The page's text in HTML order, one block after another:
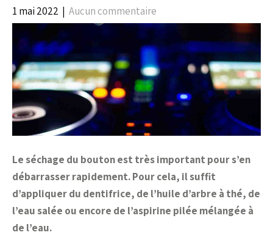
1 mai 2022 | Aucun commentaire
Le séchage du bouton est très important pour s’en
débarrasser rapidement. Pour cela, il suffit
d’appliquer du dentifrice, de l’huile d’arbre à thé, de
l’eau salée ou encore de l’aspirine pilée mélangée à
de l’eau.